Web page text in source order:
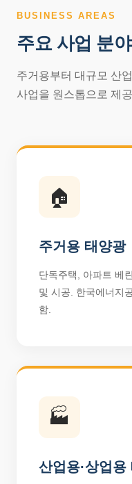
BUSINESS AREAS
주요 사업 분야
주거용부터 대규모 산
사업을 원스톱으로 제
🏠
주거용 태양광
단독주택, 아파트 베
및 시공. 한국에너지
함.
🏭
산업용·상업용